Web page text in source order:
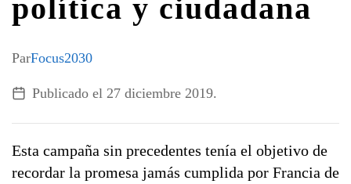
política y ciudadana
ParFocus2030
Publicado el 27 diciembre 2019.
Esta campaña sin precedentes tenía el objetivo de
recordar la promesa jamás cumplida por Francia de